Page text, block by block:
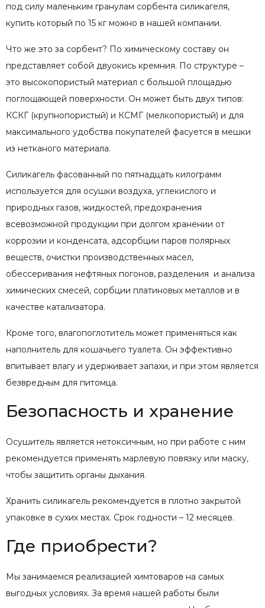
под силу маленьким гранулам сорбента силикагеля,
купить который по 15 кг можно в нашей компании.
Что же это за сорбент? По химическому составу он
представляет собой двуокись кремния. По структуре –
это высокопористый материал с большой площадью
поглощающей поверхности. Он может быть двух типов:
КСКГ (крупнопористый) и КСМГ (мелкопористый) и для
максимального удобства покупателей фасуется в мешки
из нетканого материала.
Силикагель фасованный по пятнадцать килограмм
используется для осушки воздуха, углекислого и
природных газов, жидкостей, предохранения
всевозможной продукции при долгом хранении от
коррозии и конденсата, адсорбции паров полярных
веществ, очистки производственных масел,
обессеривания нефтяных погонов, разделения и анализа
химических смесей, сорбции платиновых металлов и в
качестве катализатора.
Кроме того, влагопоглотитель может применяться как
наполнитель для кошачьего туалета. Он эффективно
впитывает влагу и удерживает запахи, и при этом является
безвредным для питомца.
Безопасность и хранение
Осушитель является нетоксичным, но при работе с ним
рекомендуется применять марлевую повязку или маску,
чтобы защитить органы дыхания.
Хранить силикагель рекомендуется в плотно закрытой
упаковке в сухих местах. Срок годности – 12 месяцев.
Где приобрести?
Мы занимаемся реализацией химтоваров на самых
выгодных условиях. За время нашей работы были